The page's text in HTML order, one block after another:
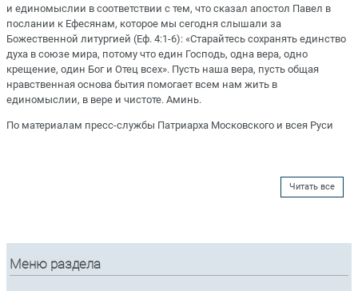
и единомыслии в соответствии с тем, что сказал апостол Павел в
послании к Ефесянам, которое мы сегодня слышали за
Божественной литургией (Еф. 4:1-6): «Старайтесь сохранять единство
духа в союзе мира, потому что един Господь, одна вера, одно
крещение, один Бог и Отец всех». Пусть наша вера, пусть общая
нравственная основа бытия помогает всем нам жить в
единомыслии, в вере и чистоте. Аминь.
По материалам пресс-службы Патриарха Московского и всея Руси
Читать все
Меню раздела